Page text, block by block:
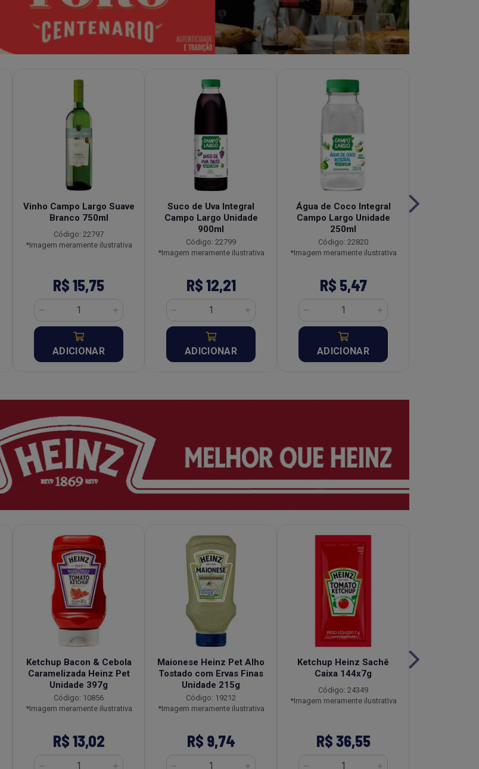
Vinho Campo Largo Suave
Branco 750ml
Código: 22797
*Imagem meramente ilustrativa
R$ 15,75
ADICIONAR
Suco de Uva Integral
Campo Largo Unidade
900ml
Código: 22799
*Imagem meramente ilustrativa
R$ 12,21
ADICIONAR
Água de Coco Integral
Campo Largo Unidade
250ml
Código: 22820
*Imagem meramente ilustrativa
R$ 5,47
ADICIONAR
Ketchup Bacon & Cebola
Caramelizada Heinz Pet
Unidade 397g
Código: 10856
*Imagem meramente ilustrativa
R$ 13,02
Maionese Heinz Pet Alho
Tostado com Ervas Finas
Unidade 215g
Código: 19212
*Imagem meramente ilustrativa
R$ 9,74
Ketchup Heinz Sachê
Caixa 144x7g
Código: 24349
*Imagem meramente ilustrativa
R$ 36,55